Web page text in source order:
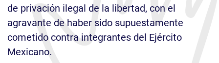
de privación ilegal de la libertad, con el
agravante de haber sido supuestamente
cometido contra integrantes del Ejército
Mexicano.